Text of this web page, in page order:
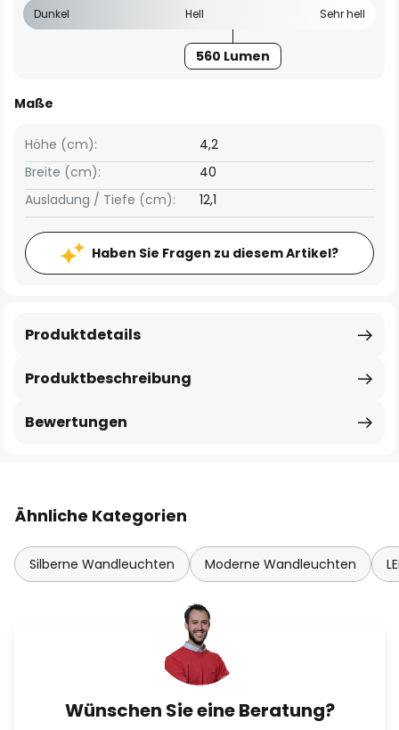
Dunkel Hell Sehr hell
560 Lumen
Maße
Breite (cm): 40
Höhe (cm): 4,2
Ausladung / Tiefe (cm): 12,1
Haben Sie Fragen zu diesem Artikel?
Produktbeschreibung
Produktdetails
Bewertungen
Ähnliche Kategorien
Silberne Wandleuchten Moderne Wandleuchten
Wünschen Sie eine Beratung?